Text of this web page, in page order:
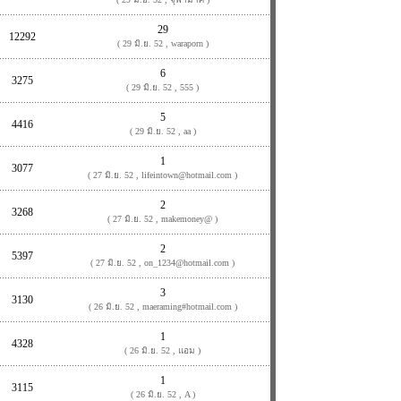
12292
29
( 29 มิ.ย. 52 , waraporn )
3275
6
( 29 มิ.ย. 52 , 555 )
4416
5
( 29 มิ.ย. 52 , aa )
3077
1
( 27 มิ.ย. 52 , lifeintown@hotmail.com )
3268
2
( 27 มิ.ย. 52 , makemoney@ )
5397
2
( 27 มิ.ย. 52 , on_1234@hotmail.com )
3130
3
( 26 มิ.ย. 52 , maeraming#hotmail.com )
4328
1
( 26 มิ.ย. 52 , แอม )
3115
1
( 26 มิ.ย. 52 , A )